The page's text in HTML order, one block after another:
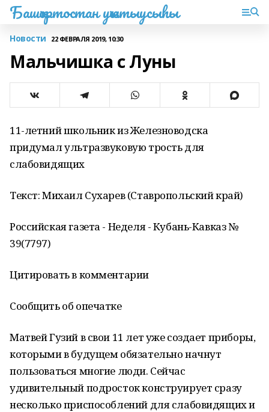
Башҡортостан уҡытыусыһы
Новости 22 ФЕВРАЛЯ 2019, 10:30
Мальчишка с Луны
11-летний школьник из Железноводска
придумал ультразвуковую трость для
слабовидящих
Текст: Михаил Сухарев (Ставропольский край)
Российская газета - Неделя - Кубань-Кавказ №
39(7797)
Цитировать в комментарии
Сообщить об опечатке
Матвей Гузий в свои 11 лет уже создает приборы,
которыми в будущем обязательно начнут
пользоваться многие люди. Сейчас
удивительный подросток конструирует сразу
несколько приспособлений для слабовидящих и